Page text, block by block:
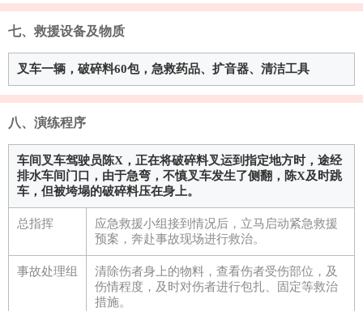
七、救援设备及物质
叉车一辆，破碎料60包，急救药品、扩音器、清洁工具
八、演练程序
车间叉车驾驶员陈X，正在将破碎料叉运到指定地方时，途经
排水车间门口，由于急弯，不慎叉车发生了侧翻，陈X及时跳
车，但被垮塌的破碎料压在身上。
总指挥
应急救援小组接到情况后，立马启动紧急救援
预案，奔赴事故现场进行救治。
事故处理组
清除伤者身上的物料，查看伤者受伤部位，及
伤情程度，及时对伤者进行包扎、固定等救治
措施。